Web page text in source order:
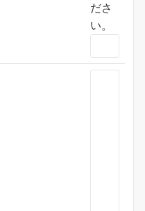
ださ
い。